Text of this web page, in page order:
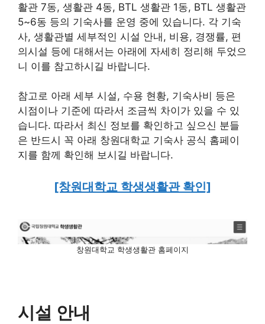
활관 7동, 생활관 4동, BTL 생활관 1동, BTL 생활관
5~6동 등의 기숙사를 운영 중에 있습니다. 각 기숙
사, 생활관별 세부적인 시설 안내, 비용, 경쟁률, 편
의시설 등에 대해서는 아래에 자세히 정리해 두었으
니 이를 참고하시길 바랍니다.
참고로 아래 세부 시설, 수용 현황, 기숙사비 등은
시점이나 기준에 따라서 조금씩 차이가 있을 수 있
습니다. 따라서 최신 정보를 확인하고 싶으신 분들
은 반드시 꼭 아래 창원대학교 기숙사 공식 홈페이
지를 함께 확인해 보시길 바랍니다.
[창원대학교 학생생활관 확인]
창원대학교 학생생활관 홈페이지
시설 안내